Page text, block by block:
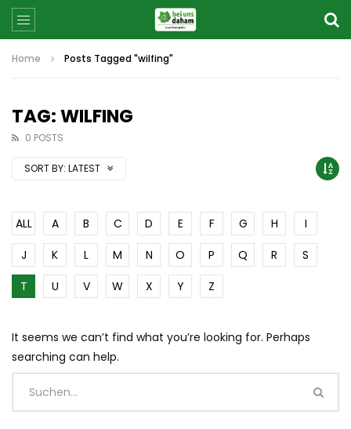
Home Posts Tagged "wilfing"
TAG: WILFING
0 POSTS
SORT BY: LATEST
ALL A B C D E F G H
I
J
K L M N O P Q R
S
T
U V W X Y Z
It seems we can’t find what you’re looking for. Perhaps
searching can help.